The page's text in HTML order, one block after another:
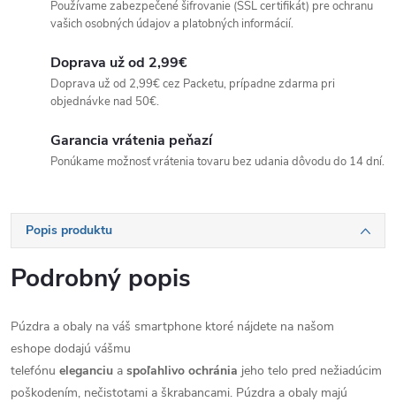
Používame zabezpečené šifrovanie (SSL certifikát) pre ochranu
vašich osobných údajov a platobných informácií.
Doprava už od 2,99€
Doprava už od 2,99€ cez Packetu, prípadne zdarma pri
objednávke nad 50€.
Garancia vrátenia peňazí
Ponúkame možnosť vrátenia tovaru bez udania dôvodu do 14 dní.
Popis produktu
Podrobný popis
Púzdra a obaly na váš smartphone ktoré nájdete na našom
eshope dodajú vášmu
telefónu eleganciu a spoľahlivo ochránia jeho telo pred nežiadúcim
poškodením, nečistotami a škrabancami. Púzdra a obaly majú